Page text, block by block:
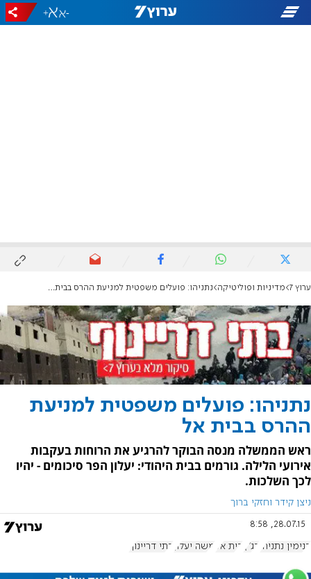
-
+
ערוץ 7 מדיניות ופוליטיקה נתניהו: פועלים משפטית למניעת ההרס בבית אל
נתניהו: פועלים משפטית למניעת
ההרס בבית אל
ראש הממשלה מנסה הבוקר להרגיע את הרוחות בעקבות
אירועי הלילה. גורמים בבית היהודי: יעלון הפר סיכומים - יהיו
לכך השלכות.
ניצן קידר וחזקי ברוך
28.07.15, 8:58
בנימין נתניהו בג"ץ בית אל משה יעלון בתי דריינוף